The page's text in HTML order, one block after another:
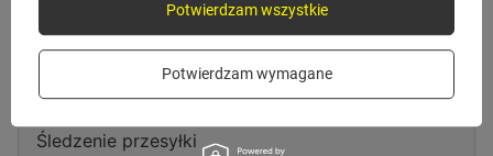
Zamówienia
Status zamówienia
Śledzenie przesyłki
Potwierdzam wymagane
Potwierdzam wszystkie